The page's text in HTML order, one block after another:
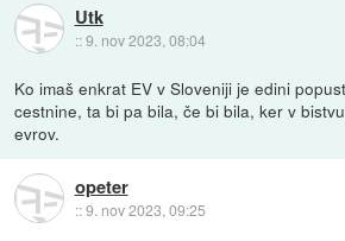
Utk
::9. nov 2023, 08:04
Ko imaš enkrat EV v Sloveniji je edini
cestnine, ta bi pa bila, če bi bila, ker v
evrov.
opeter
::9. nov 2023, 09:25